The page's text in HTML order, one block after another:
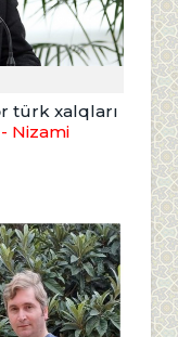
türk xalqları
- Nizami